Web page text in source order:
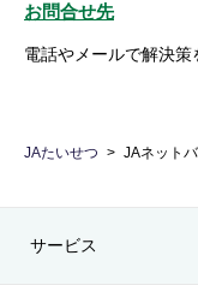
お問合せ先
電話やメールで解決策
JAたいせつ JAネット
サービス